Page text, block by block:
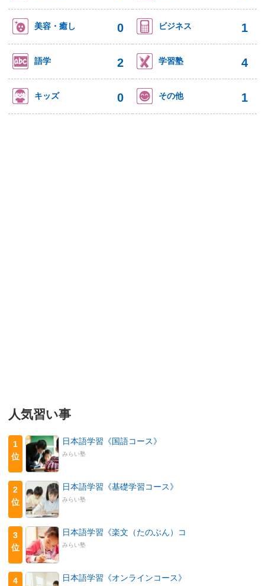
美容・癒し 0 ビジネス 1
語学 2 学習塾 4
キッズ 0 その他 1
人気習い事
1
位
日本語学習《国語コース》
みらい塾
2
位
日本語学習《基礎学習コース》
みらい塾
3
位
日本語学習《楽文（たのぶん）コ
みらい塾
4
日本語学習《オンラインコース》